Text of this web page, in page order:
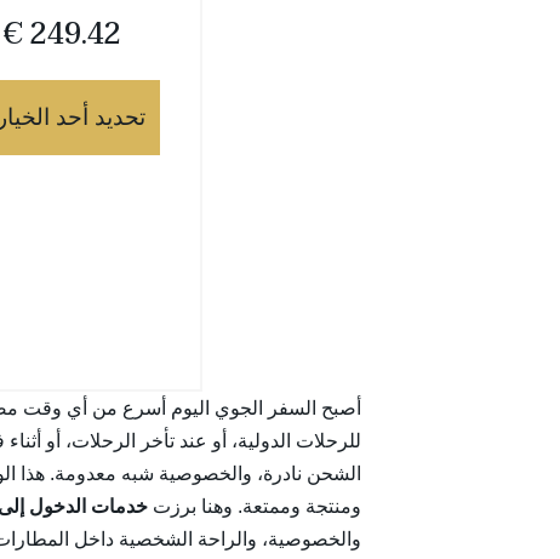
€249.42
تحديد أحد
أصبح السفر الجوي اليوم أسرع من أي وقت
للرحلات الدولية، أو عند تأخر الرحلات، أو
الشحن نادرة، والخصوصية شبه معدومة. هذا
ومنتجة وممتعة. وهنا برزت خدمات الدخول
والخصوصية، والراحة الشخصية داخل